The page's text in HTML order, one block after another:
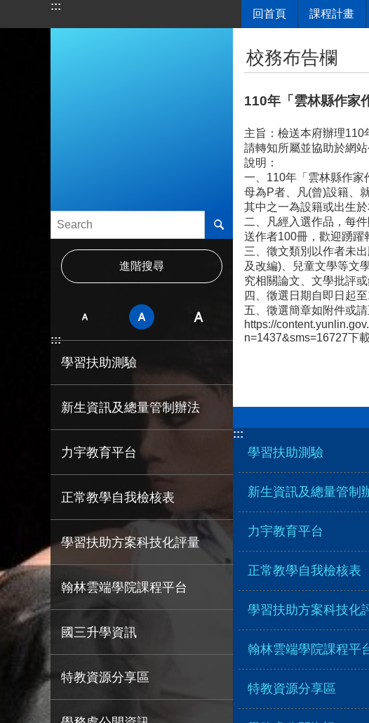
跳到主要內容區塊
:::
回首頁 課程計畫
進階搜尋
:::
學習扶助測驗
新生資訊及總量管制辦法
力宇教育平台
正常教學自我檢核表
學習扶助方案科技化評量
翰林雲端學院課程平台
國三升學資訊
特教資源分享區
:::
校務布告欄
110年「雲林縣作家
主旨：檢送本府辦理110
請轉知所屬並協助於網站
說明：
一、110年「雲林縣作家
母為P者、凡(曾)設籍、
其中之一為設籍或出生於
二、凡經入選作品，每
送作者100冊，歡迎踴躍
三、徵文類別以作者未
及改編)、兒童文學等文
究相關論文、文學批評
四、徵選日期自即日起
五、徵選簡章如附件或
https://
n=1437&sms=16727下載
:::
學習扶助測驗
新生資訊及總量管制
力宇教育平台
正常教學自我檢核表
學習扶助方案科技化
翰林雲端學院課程平
特教資源分享區